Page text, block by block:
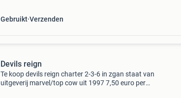
Gebruikt Verzenden
Devils reign
Te koop devils reign charter 2-3-6 in zgan staat van
uitgeverij marvel/top cow uit 1997 7,50 euro per